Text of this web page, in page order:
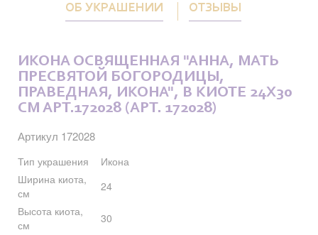
ОБ УКРАШЕНИИ ОТЗЫВЫ
ИКОНА ОСВЯЩЕННАЯ "АННА, МАТЬ
ПРЕСВЯТОЙ БОГОРОДИЦЫ,
ПРАВЕДНАЯ, ИКОНА", В КИОТЕ 24X30
СМ АРТ.172028 (АРТ. 172028)
Артикул 172028
Тип украшения
Икона
Ширина киота,
см
24
Высота киота,
см
30